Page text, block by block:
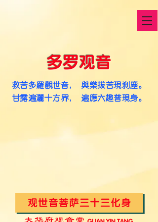
多罗观音
救苦多罗观世音， 与乐拔苦现刹尘。
​甘露遍洒十方界， 遍应六趣普现身。
观世音菩萨三十三化身